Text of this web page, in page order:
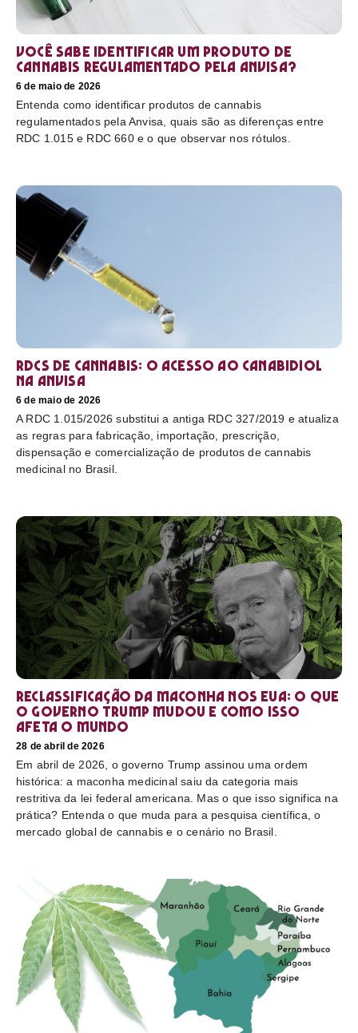
Você sabe identificar um produto de
cannabis regulamentado pela Anvisa?
6 de maio de 2026
Entenda como identificar produtos de cannabis
regulamentados pela Anvisa, quais são as diferenças entre
RDC 1.015 e RDC 660 e o que observar nos rótulos.
RDCs de cannabis: o acesso ao canabidiol
na Anvisa
6 de maio de 2026
A RDC 1.015/2026 substitui a antiga RDC 327/2019 e atualiza
as regras para fabricação, importação, prescrição,
dispensação e comercialização de produtos de cannabis
medicinal no Brasil.
Reclassificação da maconha nos EUA: o que
o governo Trump mudou e como isso
afeta o mundo
28 de abril de 2026
Em abril de 2026, o governo Trump assinou uma ordem
histórica: a maconha medicinal saiu da categoria mais
restritiva da lei federal americana. Mas o que isso significa na
prática? Entenda o que muda para a pesquisa científica, o
mercado global de cannabis e o cenário no Brasil.